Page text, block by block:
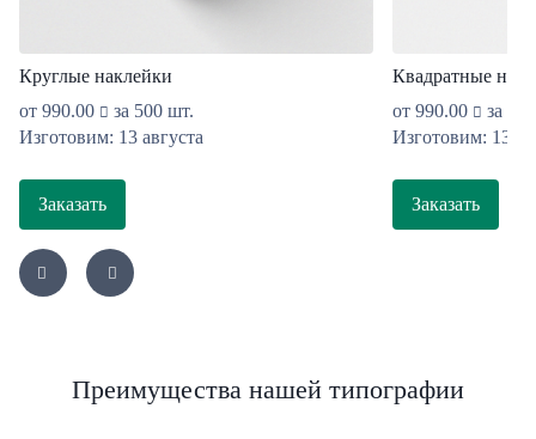
Круглые наклейки
от 990.00
за 500 шт.
Изготовим: 13 августа
Заказать
Квадратные
от 990.00
за
Изготовим: 13
Заказать
Преимущества нашей типографии